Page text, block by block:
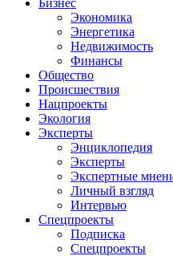
Бизнес
Экономика
Энергетика
Недвижимость
Финансы
Общество
Происшествия
Нацпроекты
Экология
Эксперты
Энциклопедия
Эксперты
Экспертные
Личный взгляд
Интервью
Спецпроекты
Подписка
Спецпроекты